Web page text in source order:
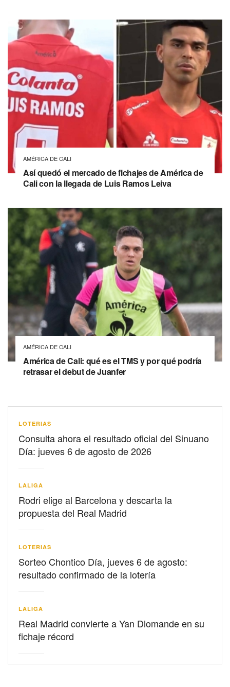
AMÉRICA DE CALI
Así quedó el mercado de fichajes de América de
Cali con la llegada de Luis Ramos Leiva
AMÉRICA DE CALI
América de Cali: qué es el TMS y por qué podría
retrasar el debut de Juanfer
LOTERIAS
Consulta ahora el resultado oficial del Sinuano
Día: jueves 6 de agosto de 2026
LALIGA
Rodri elige al Barcelona y descarta la
propuesta del Real Madrid
LOTERIAS
Sorteo Chontico Día, jueves 6 de agosto:
resultado confirmado de la lotería
LALIGA
Real Madrid convierte a Yan Diomande en su
fichaje récord